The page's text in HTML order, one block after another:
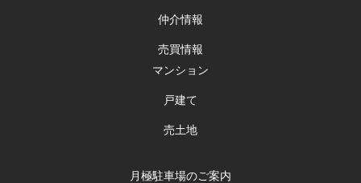
仲介情報
売買情報
マンション
戸建て
売土地
月極駐車場のご案内